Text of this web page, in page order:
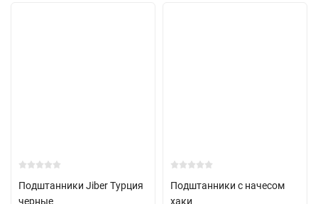
Подштанники Jiber Турция
черные
Подштанники с начесом
хаки